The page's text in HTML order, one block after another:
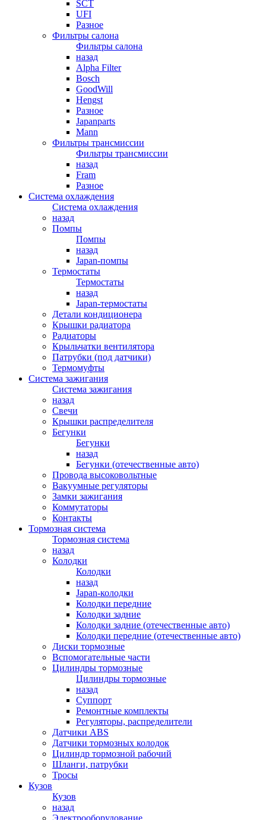
SCT
UFI
Разное
Фильтры салона
Фильтры салона
назад
Alpha Filter
Bosch
GoodWill
Hengst
Разное
Japanparts
Mann
Фильтры трансмиссии
Фильтры трансмиссии
назад
Fram
Разное
Система охлаждения
Система охлаждения
назад
Помпы
Помпы
назад
Japan-помпы
Термостаты
Термостаты
назад
Japan-термостаты
Детали кондиционера
Крышки радиатора
Радиаторы
Крыльчатки вентилятора
Патрубки (под датчики)
Термомуфты
Система зажигания
Система зажигания
назад
Свечи
Крышки распределителя
Бегунки
Бегунки
назад
Бегунки (отечественные авто)
Провода высоковольтные
Вакуумные регуляторы
Замки зажигания
Коммутаторы
Контакты
Тормозная система
Тормозная система
назад
Колодки
Колодки
назад
Japan-колодки
Колодки передние
Колодки задние
Колодки задние (отечественные авто)
Колодки передние (отечественные авто)
Диски тормозные
Вспомогательные части
Цилиндры тормозные
Цилиндры тормозные
назад
Суппорт
Ремонтные комплекты
Регуляторы, распределители
Датчики ABS
Датчики тормозных колодок
Цилиндр тормозной рабочий
Шланги, патрубки
Тросы
Кузов
Кузов
назад
Электрооборудование